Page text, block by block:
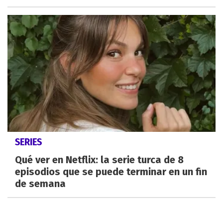
SERIES
Qué ver en Netflix: la serie turca de 8
episodios que se puede terminar en un fin
de semana